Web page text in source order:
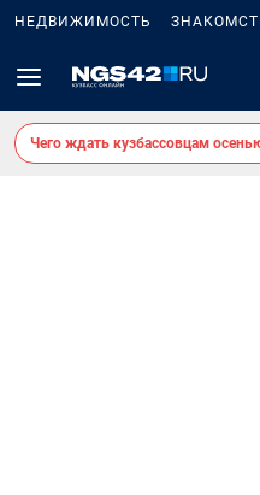
НЕДВИЖИМОСТЬ
Чего ждать кузбассовцам